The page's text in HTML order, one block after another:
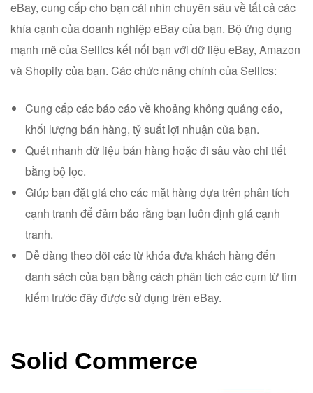
eBay, cung cấp cho bạn cái nhìn chuyên sâu về tất cả các
khía cạnh của doanh nghiệp eBay của bạn. Bộ ứng dụng
mạnh mẽ của Sellics kết nối bạn với dữ liệu eBay, Amazon
và Shopify của bạn. Các chức năng chính của Sellics:
Cung cấp các báo cáo về khoảng không quảng cáo,
khối lượng bán hàng, tỷ suất lợi nhuận của bạn.
Quét nhanh dữ liệu bán hàng hoặc đi sâu vào chi tiết
bằng bộ lọc.
Giúp bạn đặt giá cho các mặt hàng dựa trên phân tích
cạnh tranh để đảm bảo rằng bạn luôn định giá cạnh
tranh.
Dễ dàng theo dõi các từ khóa đưa khách hàng đến
danh sách của bạn bằng cách phân tích các cụm từ tìm
kiếm trước đây được sử dụng trên eBay.
Solid Commerce